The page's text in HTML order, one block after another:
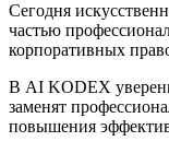
Сегодня
частью
корпоративных
В AI KODEX
заменят
повышения